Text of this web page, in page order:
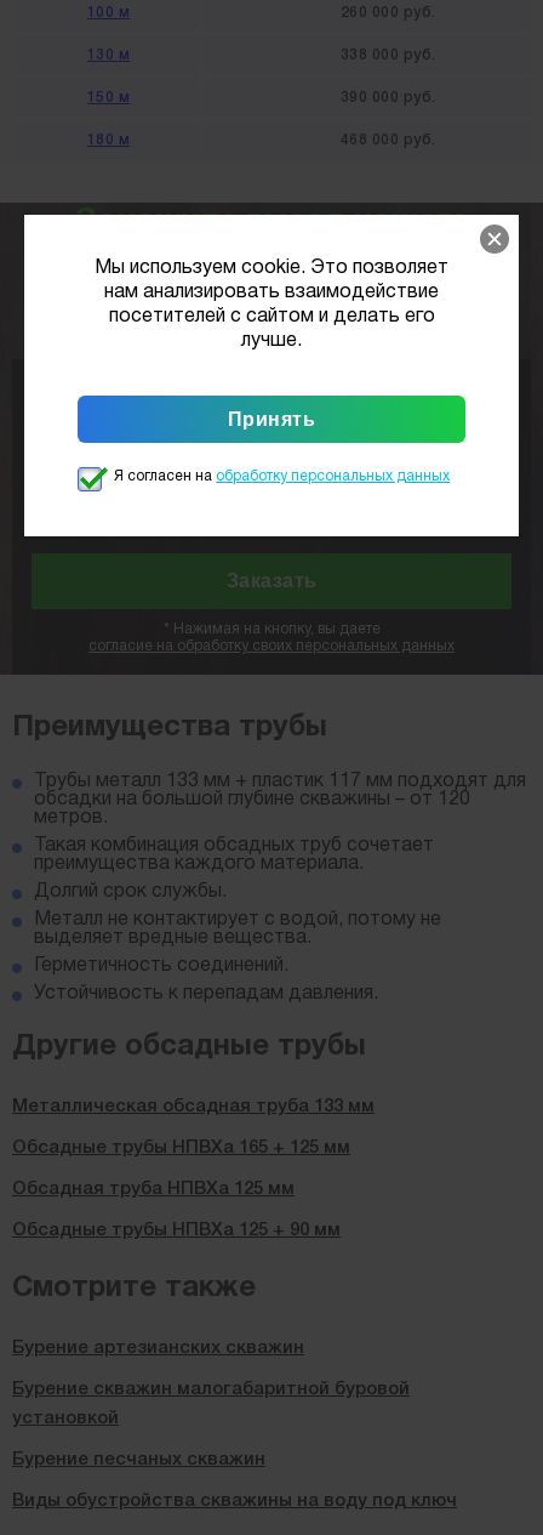
100 м 260 000 руб.
130 м 338 000 руб.
150 м 390 000 руб.
180 м 468 000 руб.
Закажите выезд нашего
специалистак вам на участок
совершеннобесплатно
* Нажимая на кнопку, вы даете
согласие на обработку своих персональных данных
Преимущества трубы
Трубы металл 133 мм + пластик 117 мм подходят для
обсадки на большой глубине скважины – от 120
метров.
Такая комбинация обсадных труб сочетает
преимущества каждого материала.
Долгий срок службы.
Металл не контактирует с водой, потому не
выделяет вредные вещества.
Герметичность соединений.
Устойчивость к перепадам давления.
Другие обсадные трубы
Металлическая обсадная труба 133 мм
Обсадные трубы НПВХа 165 + 125 мм
Обсадная труба НПВХа 125 мм
Обсадные трубы НПВХа 125 + 90 мм
Смотрите также
Бурение артезианских скважин
Бурение скважин малогабаритной буровой
установкой
Бурение песчаных скважин
Виды обустройства скважины на воду под ключ
Мы используем cookie. Это позволяет
нам анализировать взаимодействие
посетителей с сайтом и делать его
лучше.
Я согласен на обработку персональных данных